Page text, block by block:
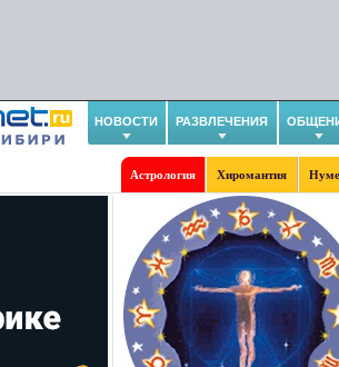
НОВОСТИ РАЗВЛЕЧЕНИЯ
Астрология Хиромантия